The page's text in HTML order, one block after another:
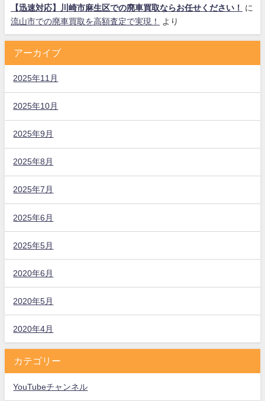
【迅速対応】川崎市麻生区での廃車買取ならお任せください！
に
流山市での廃車買取を高額査定で実現！
より
アーカイブ
2025年11月
2025年10月
2025年9月
2025年8月
2025年7月
2025年6月
2025年5月
2020年6月
2020年5月
2020年4月
カテゴリー
YouTubeチャンネル